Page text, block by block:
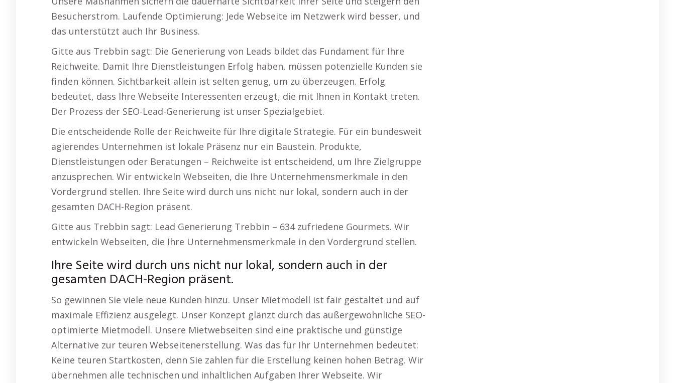
Besucherstrom. Laufende Optimierung: Jede Webseite im Netzwerk wird besser, und
das unterstützt auch Ihr Business.
Gitte aus Trebbin sagt: Die Generierung von Leads bildet das Fundament für Ihre
Reichweite. Damit Ihre Dienstleistungen Erfolg haben, müssen potenzielle Kunden sie
finden können. Sichtbarkeit allein ist selten genug, um zu überzeugen. Erfolg
bedeutet, dass Ihre Webseite Interessenten erzeugt, die mit Ihnen in Kontakt treten.
Der Prozess der SEO-Lead-Generierung ist unser Spezialgebiet.
Die entscheidende Rolle der Reichweite für Ihre digitale Strategie. Für ein bundesweit
agierendes Unternehmen ist lokale Präsenz nur ein Baustein. Produkte,
Dienstleistungen oder Beratungen – Reichweite ist entscheidend, um Ihre Zielgruppe
anzusprechen. Wir entwickeln Webseiten, die Ihre Unternehmensmerkmale in den
Vordergrund stellen. Ihre Seite wird durch uns nicht nur lokal, sondern auch in der
gesamten DACH-Region präsent.
Gitte aus Trebbin sagt: Lead Generierung Trebbin – 634 zufriedene Gourmets. Wir
entwickeln Webseiten, die Ihre Unternehmensmerkmale in den Vordergrund stellen.
Ihre Seite wird durch uns nicht nur lokal, sondern auch in der
gesamten DACH-Region präsent.
So gewinnen Sie viele neue Kunden hinzu. Unser Mietmodell ist fair gestaltet und auf
maximale Effizienz ausgelegt. Unser Konzept glänzt durch das außergewöhnliche SEO-
optimierte Mietmodell. Unsere Mietwebseiten sind eine praktische und günstige
Alternative zur teuren Webseitenerstellung. Was das für Ihr Unternehmen bedeutet:
Keine teuren Startkosten, denn Sie zahlen für die Erstellung keinen hohen Betrag. Wir
übernehmen alle technischen und inhaltlichen Aufgaben Ihrer Webseite. Wir